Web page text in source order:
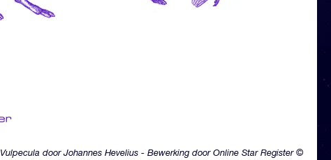
Vulpecula door Johannes Hevelius - Bewerking door Online Star Register ©